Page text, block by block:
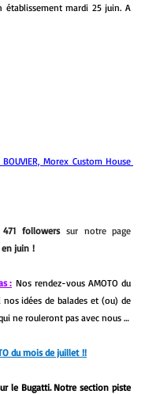
établissement mardi 25 juin. A
Morex Custom House
471 followers sur notre page
juin !
: Nos rendez-vous AMOTO du
idées de balades et (ou) de
ne rouleront pas avec nous …
du mois de juillet !!
le Bugatti. Notre section piste